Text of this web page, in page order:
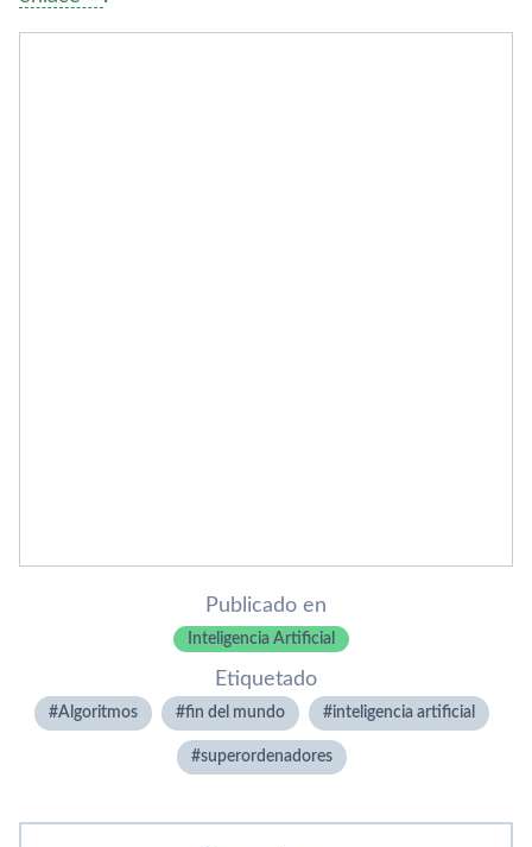
Publicado en
Inteligencia Artificial
Etiquetado
Algoritmos fin del mundo inteligencia artificial
superordenadores